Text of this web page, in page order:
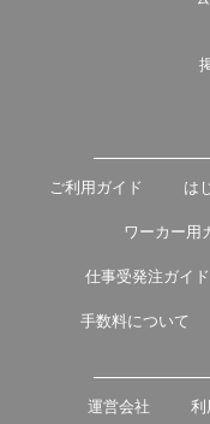
ご利用ガイド は
ワーカー用
仕事受発注ガイ
手数料について
運営会社 利